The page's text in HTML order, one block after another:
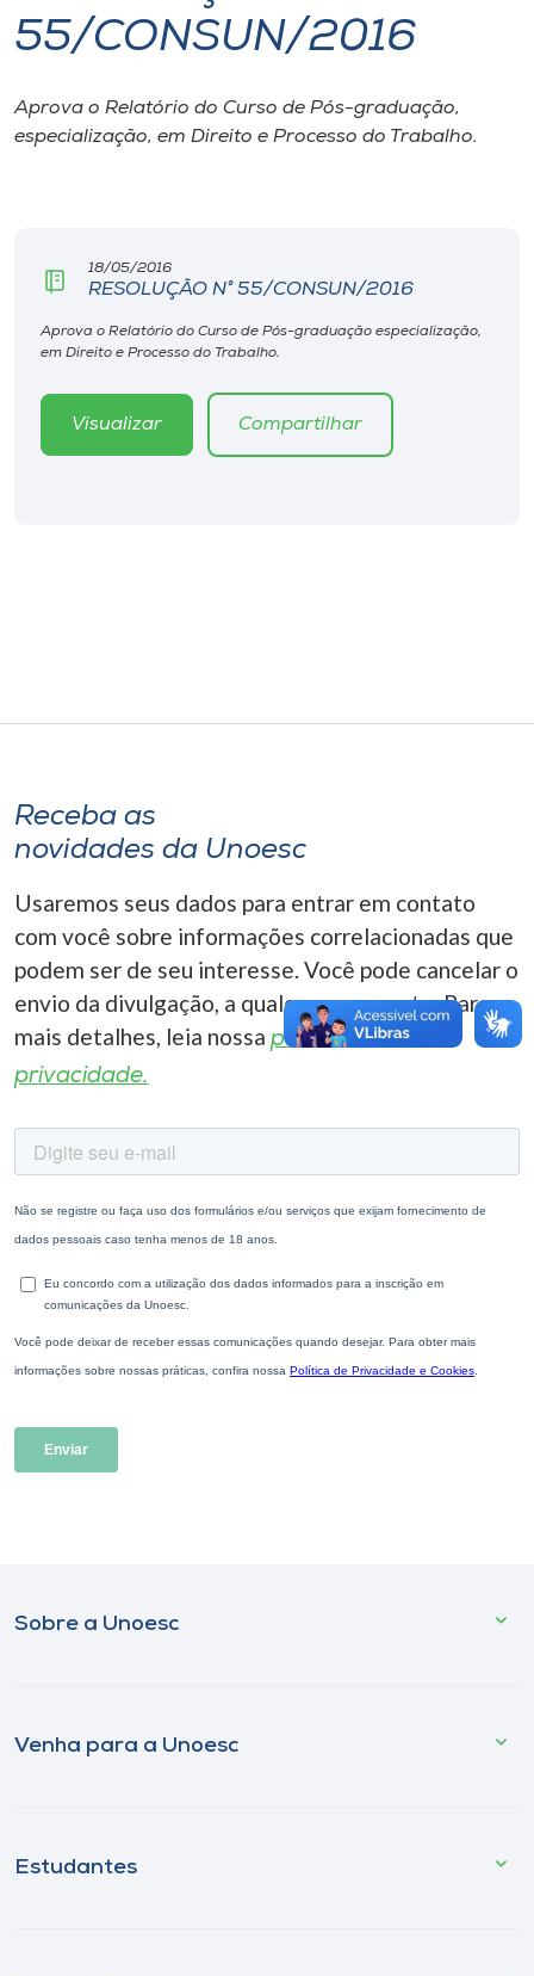
I.nova
Diplomados
CPA
Biblioteca
Editora
A-
55/CONSUN/2016
Aprova o Relatório do Curso de Pós-graduação,
especialização, em Direito e Processo do Trabalho.
18/05/2016
RESOLUÇÃO N° 55/CONSUN/2016
Aprova o Relatório do Curso de Pós-graduação especialização,
em Direito e Processo do Trabalho.
Visualizar Compartilhar
Receba as
novidades da Unoesc
Usaremos seus dados para entrar em contato
com você sobre informações correlacionadas que
podem ser de seu interesse. Você pode cancelar o
envio da divulgação, a qualquer momento. Para
mais detalhes, leia nossa política de
privacidade.
Sobre a Unoesc
Venha para a Unoesc
Estudantes